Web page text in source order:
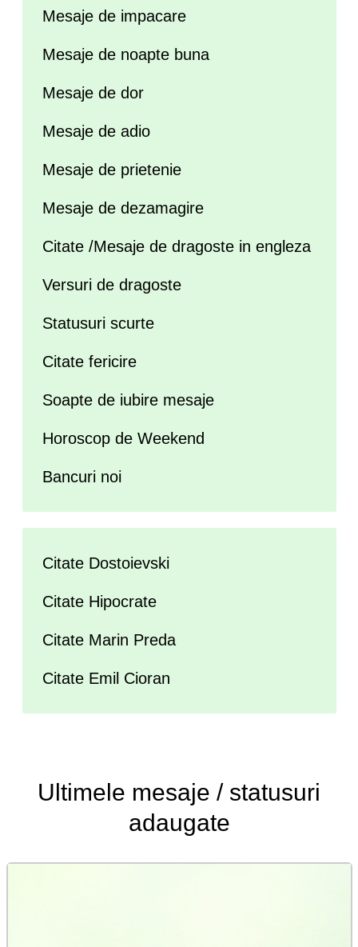
Mesaje de impacare
Mesaje de noapte buna
Mesaje de dor
Mesaje de adio
Mesaje de prietenie
Mesaje de dezamagire
Citate /Mesaje de dragoste in engleza
Versuri de dragoste
Statusuri scurte
Citate fericire
Soapte de iubire mesaje
Horoscop de Weekend
Bancuri noi
Citate Dostoievski
Citate Hipocrate
Citate Marin Preda
Citate Emil Cioran
Ultimele mesaje / statusuri
adaugate